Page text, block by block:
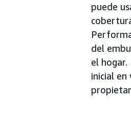
puede
del
el
inicial